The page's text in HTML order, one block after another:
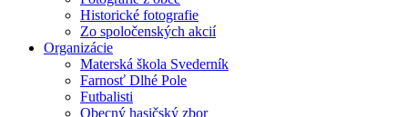
Historické fotografie
Zo spoločenských akcií
Organizácie
Materská škola Svederník
Farnosť Dlhé Pole
Futbalisti
Obecný hasičský zbor